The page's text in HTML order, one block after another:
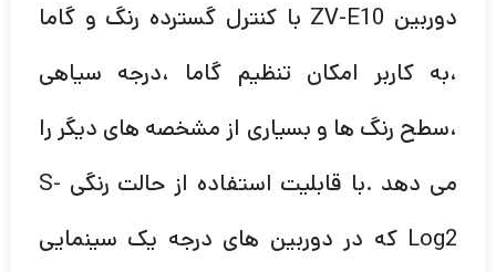
دوربین ZV-E10 با کنترل گسترده رنگ و گاما
،به کاربر امکان تنظیم گاما ،درجه سیاهی
،سطح رنگ ها و بسیاری از مشخصه های دیگر را
می دهد .با قابلیت استفاده از حالت رنگی S-
Log2 که در دوربین های درجه یک سینمایی